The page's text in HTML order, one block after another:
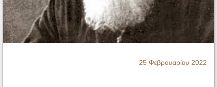
Ηχητικά
25 Φεβρουαρίου 2022